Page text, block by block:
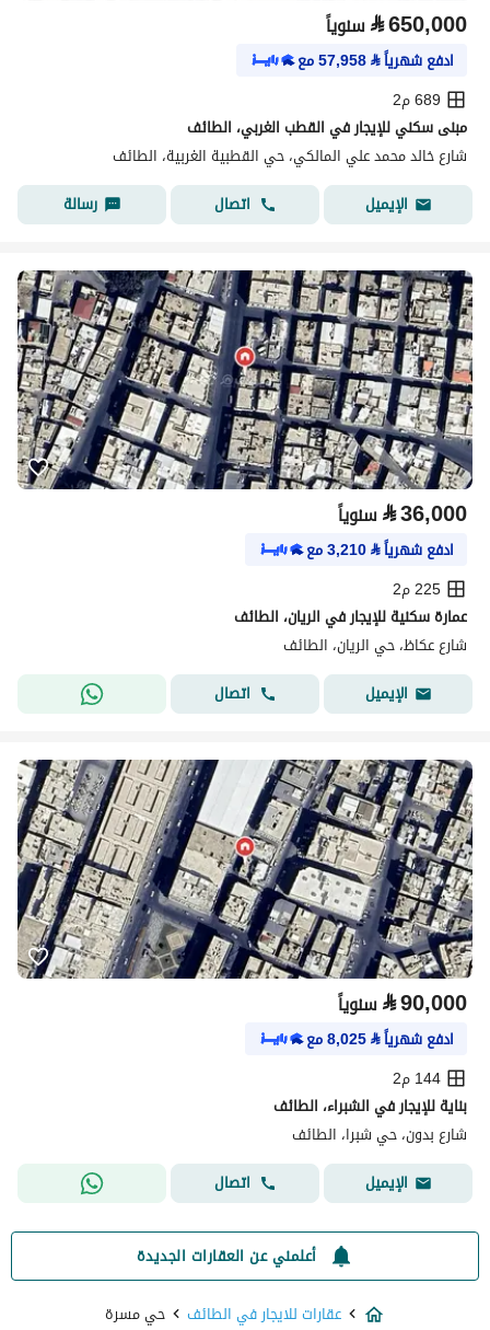
⃁650,000 سنوياً
ادفع شهرياً⃁
57,958مع
689 م2
مبنى سكني للإيجار في القطب الغربي، الطائف
شارع خالد محمد علي المالكي، حي القطبية الغربية، الطائف
الإيميل
اتصال رسالة
⃁36,000 سنوياً
ادفع شهرياً⃁
3,210مع
225 م2
عمارة سكنية للإيجار في الريان، الطائف
شارع عكاظ، حي الريان، الطائف
الإيميل
اتصال
⃁90,000 سنوياً
ادفع شهرياً⃁
8,025مع
144 م2
بناية للإيجار في الشبراء، الطائف
شارع بدون، حي شبرا، الطائف
الإيميل
اتصال
أعلمني عن العقارات الجديدة
عقارات للايجار في الطائف
حي مسرة